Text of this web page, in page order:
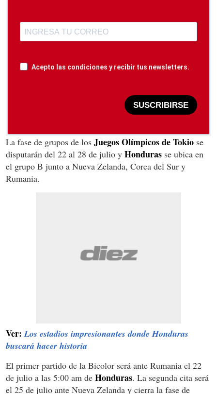
Acepto las condiciones y recibir tus newsletters.
SUSCRIBIRSE
La fase de grupos de los Juegos Olímpicos de Tokio se
disputarán del 22 al 28 de julio y Honduras se ubica en
el grupo B junto a Nueva Zelanda, Corea del Sur y
Rumania.
Ver:Los estadios impresionantes donde Honduras
buscará hacer historia
El primer partido de la Bicolor será ante Rumania el 22
de julio a las 5:00 am de Honduras. La segunda cita será
el 25 de julio ante Nueva Zelanda y cierra la fase de